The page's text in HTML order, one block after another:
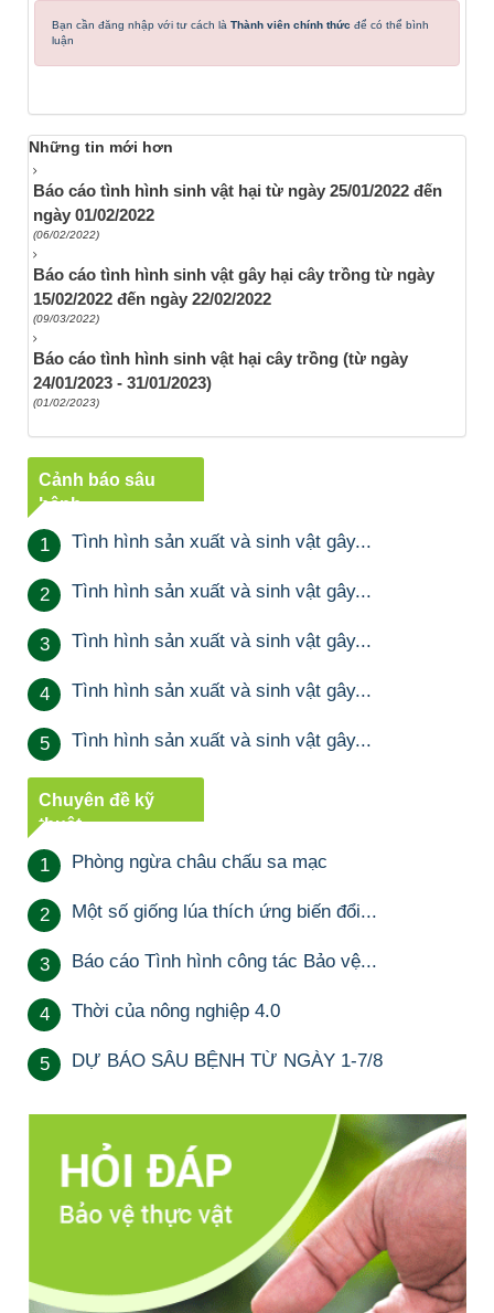
Bạn cần đăng nhập với tư cách là Thành viên chính thức để có thể bình
luận
Những tin mới hơn
Báo cáo tình hình sinh vật hại từ ngày 25/01/2022 đến
ngày 01/02/2022
(06/02/2022)
Báo cáo tình hình sinh vật gây hại cây trồng từ ngày
15/02/2022 đến ngày 22/02/2022
(09/03/2022)
Báo cáo tình hình sinh vật hại cây trồng (từ ngày
24/01/2023 - 31/01/2023)
(01/02/2023)
Cảnh báo sâu
bệnh
1 Tình hình sản xuất và sinh vật gây...
2 Tình hình sản xuất và sinh vật gây...
3 Tình hình sản xuất và sinh vật gây...
4 Tình hình sản xuất và sinh vật gây...
5 Tình hình sản xuất và sinh vật gây...
Chuyên đề kỹ
thuật
1 Phòng ngừa châu chấu sa mạc
2 Một số giống lúa thích ứng biến đổi...
3 Báo cáo Tình hình công tác Bảo vệ...
4 Thời của nông nghiệp 4.0
5 DỰ BÁO SÂU BỆNH TỪ NGÀY 1-7/8